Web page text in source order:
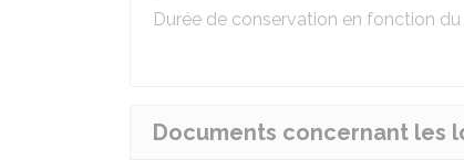
Durée de conservation en fonction
Documents concernant les